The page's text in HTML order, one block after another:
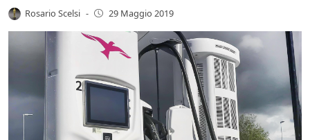
Rosario Scelsi - 29 Maggio 2019